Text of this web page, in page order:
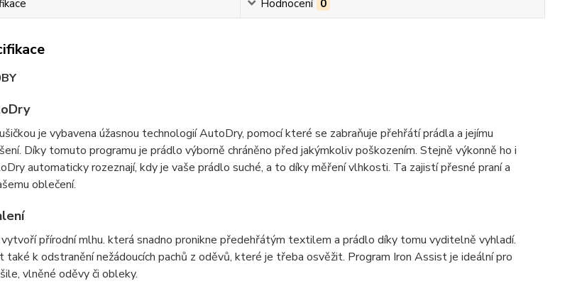
Hodnocení 0
je vybavena úžasnou technologií AutoDry, pomocí které se zabraňuje přehřátí prádla a jejímu
Díky tomuto programu je prádlo výborně chráněno před jakýmkoliv poškozením. Stejně výkonně ho i
automaticky rozeznají, kdy je vaše prádlo suché, a to díky měření vlhkosti. Ta zajistí přesné praní a
oblečení.
přírodní mlhu. která snadno pronikne předehřátým textilem a prádlo díky tomu vyditelně vyhladí.
také k odstranění nežádoucích pachů z oděvů, které je třeba osvěžit. Program Iron Assist je ideální pro
vlněné oděvy či obleky.